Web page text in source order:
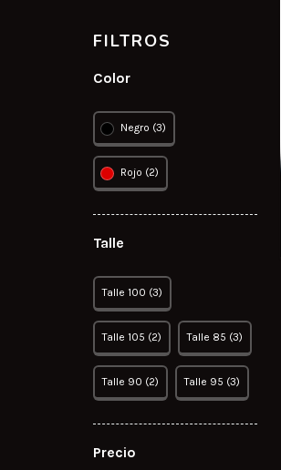
FILTROS
Color
Negro (3)
Rojo (2)
Talle
Talle 100 (3)
Talle 105 (2) Talle 85 (3)
Talle 90 (2) Talle 95 (3)
Precio